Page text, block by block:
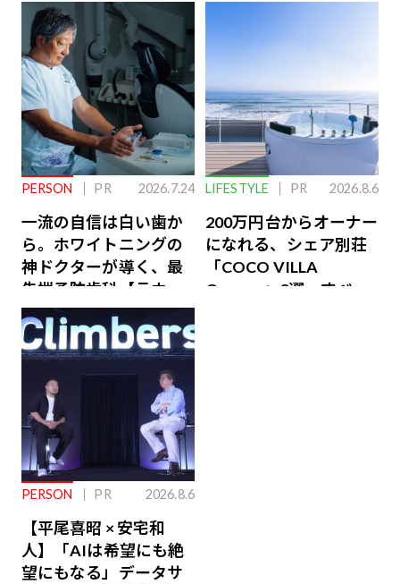
PERSON PR 2026.7.24
一流の自信は白い歯か
ら。ホワイトニングの
神ドクターが導く、最
先端予防歯科【ラウン
ジ会員特典あり】
LIFESTYLE PR 2026.8.6
200万円台からオーナー
になれる、シェア別荘
「COCO VILLA
Owners」3選。すべて
PERSON PR 2026.8.6
【平尾喜昭 × 安宅和
人】「AIは希望にも絶
望にもなる」データサ